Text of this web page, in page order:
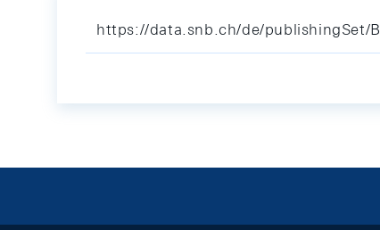
https://data.snb.ch/de/publishingSet/B